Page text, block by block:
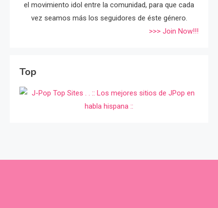
el movimiento idol entre la comunidad, para que cada
vez seamos más los seguidores de éste género.
>>> Join Now!!!
Top